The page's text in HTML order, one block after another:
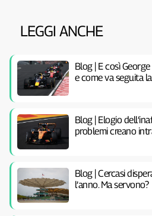
LEGGI ANCHE
Blog | E così
e come va seguita
Blog | Elogio
problemi creano
Blog | Cercasi
l’anno. Ma servono?